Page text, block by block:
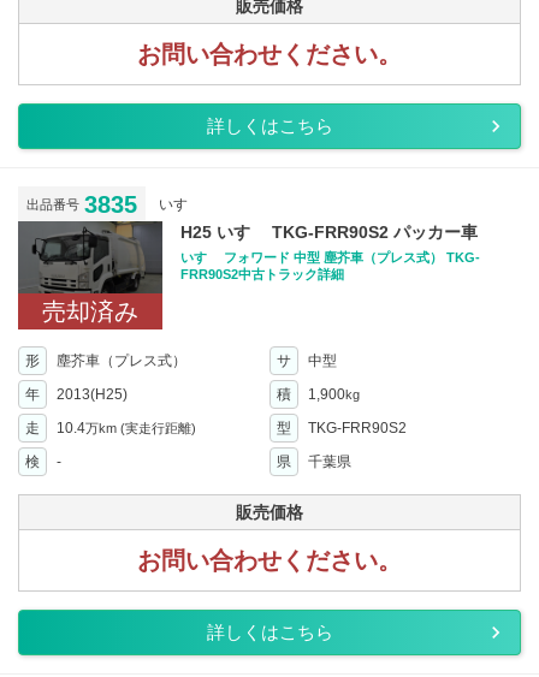
販売価格
お問い合わせください。
詳しくはこちら
出品番号 3835 いすゞ
売却済み
H25 いすゞ TKG-FRR90S2 パッカー車
いすゞ フォワード 中型 塵芥車（プレス式） TKG-
FRR90S2中古トラック詳細
形 塵芥車（プレス式） サ
中型
年
2013(H25) 積 1,900kg
走 10.4万km (実走行距離) 型
TKG-FRR90S2
検
- 県 千葉県
販売価格
お問い合わせください。
詳しくはこちら